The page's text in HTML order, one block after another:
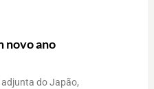
novo ano
do Japão,